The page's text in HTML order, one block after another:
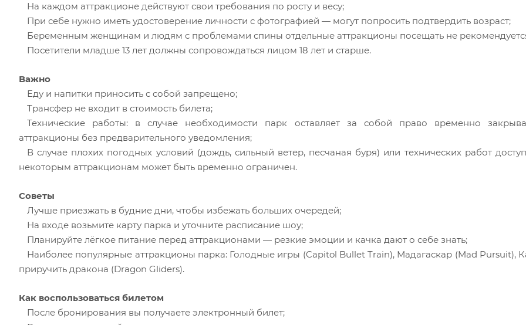
На каждом аттракционе действуют свои требования по росту и весу;
При себе нужно иметь удостоверение личности с фотографией — могут попросить подтвердить возраст;
Беременным женщинам и людям с проблемами спины отдельные аттракционы посещать не
Посетители младше 13 лет должны сопровождаться лицом 18 лет и старше.
Важно
Еду и напитки приносить с собой запрещено;
Трансфер не входит в стоимость билета;
Технические работы: в случае необходимости парк оставляет за собой право временно
аттракционы без предварительного уведомления;
В случае плохих погодных условий (дождь, сильный ветер, песчаная буря) или технических работ
некоторым аттракционам может быть временно ограничен.
Советы
Лучше приезжать в будние дни, чтобы избежать больших очередей;
На входе возьмите карту парка и уточните расписание шоу;
Планируйте лёгкое питание перед аттракционами — резкие эмоции и качка дают о себе знать;
Наиболее популярные аттракционы парка: Голодные игры (Capitol Bullet Train), Мадагаскар (Mad Pursuit),
приручить дракона (Dragon Gliders).
Как воспользоваться билетом
После бронирования вы получаете электронный билет;